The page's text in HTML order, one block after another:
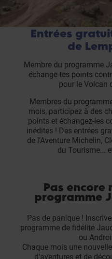
Entrées
de
Membre du programme
échange tes points
pour le Volcan
Membres du
mois, participez à des
points et échangez-les
inédites ! Des entrées
de l'Aventure Michelin,
du Tourisme...
Pas encore
programme
Pas de panique !
programme de fidélité
ou
Chaque mois une
d'aventures et de